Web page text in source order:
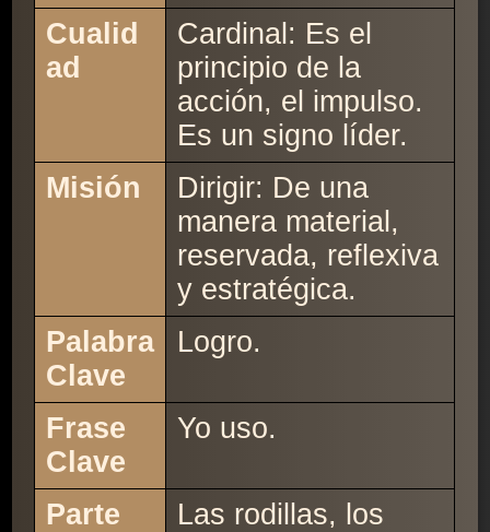
Cualid
ad
Cardinal: Es el
principio de la
acción, el impulso.
Es un signo líder.
Misión
Dirigir: De una
manera material,
reservada, reflexiva
y estratégica.
Palabra
Clave
Logro.
Frase
Clave
Yo uso.
Parte
Las rodillas, los